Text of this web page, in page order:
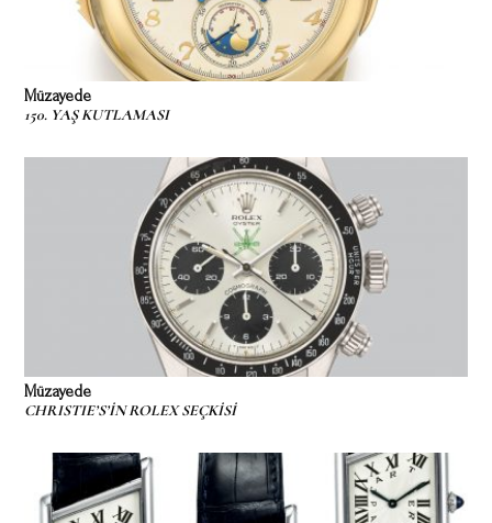
Müzayede
150. YAŞ KUTLAMASI
Müzayede
CHRISTIE’S’İN ROLEX SEÇKİSİ